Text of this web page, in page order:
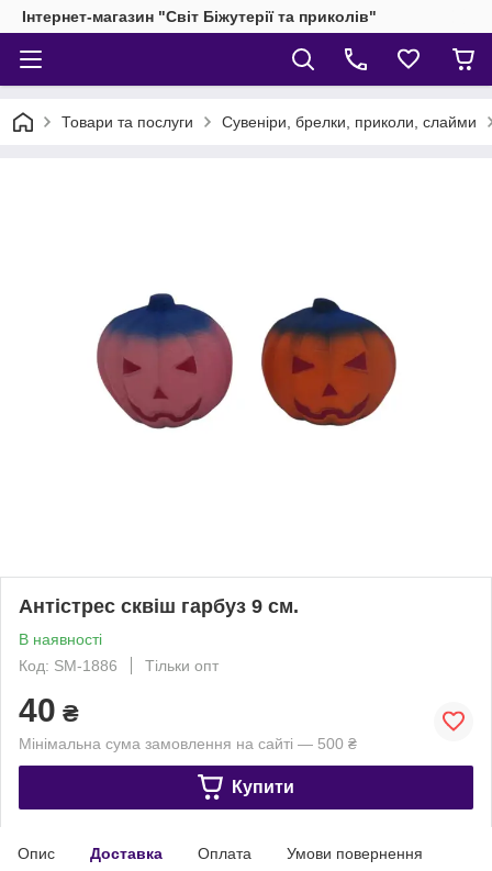
Інтернет-магазин "Світ Біжутерії та приколів"
Товари та послуги Сувеніри, брелки, приколи, слайми
Антістрес сквіш гарбуз 9 см.
В наявності
Код: SM-1886
Тільки опт
40 ₴
Мінімальна сума замовлення на сайті — 500 ₴
Купити
Опис Доставка Оплата Умови повернення